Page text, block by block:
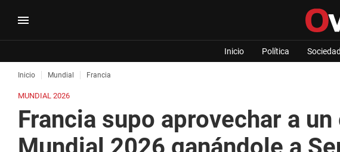
Inicio Política Sociedad
Inicio Mundial Francia
MUNDIAL 2026
Francia supo aprovechar a